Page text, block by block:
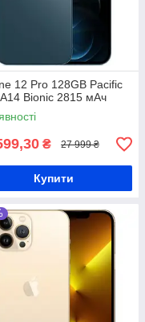
12 Pro 128GB Pacific
Bionic 2815 мАч
₴ 27 999 ₴
Купити